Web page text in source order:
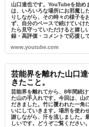
山口達也です。YouTubeを始め
は、いろいろな場所にお邪魔し
りしながら、その時々の様子を
ず、自分のペースで続けていけ
たら見守っていただけると嬉し
録・高評価・コメントで応援し
www.youtube.com
芸能界を離れた山口
きたこと。
芸能界を離れてから、8年間続
た山の手入れです。今回は、山
だきました。竹に覆われた一角
いにしていきます。場所を使わ
謝しながら、汗を流しました。
しいです。どうぞご覧ください